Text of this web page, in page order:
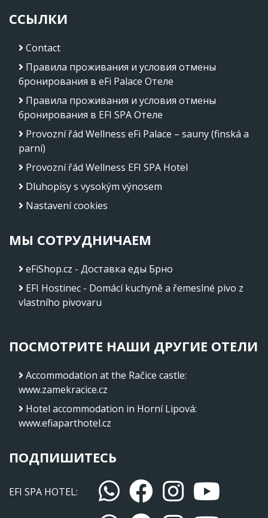
ССЫЛКИ
Contact
Правила проживания и условия отмены
бронирования в eFi Palace Отеле
Правила проживания и условия отмены
бронирования в EFI SPA Отеле
Provozní řád Wellness eFi Palace – sauny (finská a
parní)
Provozní řád Wellness EFI SPA Hotel
Dluhopisy s vysokým výnosem
Nastavení cookies
МЫ СОТРУДНИЧАЕМ
eFiShop.cz - Доставка еды Брно
EFI Hostinec - Domácí kuchyně a řemeslné pivo z
vlastního pivovaru
ПОСМОТРИТЕ НАШИ ДРУГИЕ ОТЕЛИ
Accommodation at the Račice castle:
www.zamekracice.cz
Hotel accommodation in Horní Lipová:
www.efiaparthotel.cz
ПОДПИШИТЕСЬ
EFI SPA HOTEL: